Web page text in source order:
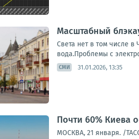
Масштабный
Света нет в том числе в
вода.Проблемы с
СМИ 31.01.2026, 13:35
Почти 60% Киева
МОСКВА, 21 января. /